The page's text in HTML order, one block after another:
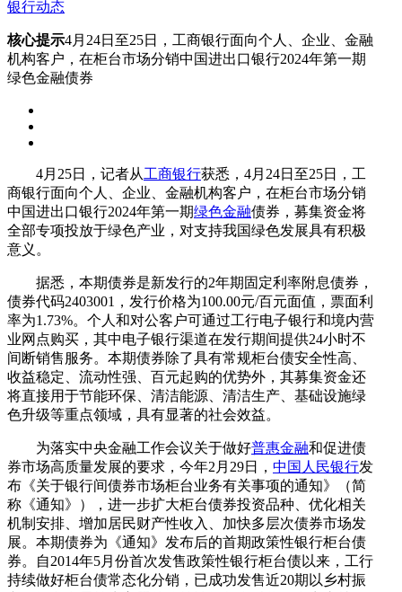
银行动态
核心提示4月24日至25日，工商银行面向个人、企业、金融
机构客户，在柜台市场分销中国进出口银行2024年第一期
绿色金融债券
4月25日，记者从工商银行获悉，4月24日至25日，工
商银行面向个人、企业、金融机构客户，在柜台市场分销
中国进出口银行2024年第一期绿色金融债券，募集资金将
全部专项投放于绿色产业，对支持我国绿色发展具有积极
意义。
据悉，本期债券是新发行的2年期固定利率附息债券，
债券代码2403001，发行价格为100.00元/百元面值，票面利
率为1.73%。个人和对公客户可通过工行电子银行和境内营
业网点购买，其中电子银行渠道在发行期间提供24小时不
间断销售服务。本期债券除了具有常规柜台债安全性高、
收益稳定、流动性强、百元起购的优势外，其募集资金还
将直接用于节能环保、清洁能源、清洁生产、基础设施绿
色升级等重点领域，具有显著的社会效益。
为落实中央金融工作会议关于做好普惠金融和促进债
券市场高质量发展的要求，今年2月29日， 中国人民银行发
布《关于银行间债券市场柜台业务有关事项的通知》（简
称《通知》），进一步扩大柜台债券投资品种、优化相关
机制安排、增加居民财产性收入、加快多层次债券市场发
展。本期债券为《通知》发布后的首期政策性银行柜台债
券。自2014年5月份首次发售政策性银行柜台债以来，工行
持续做好柜台债常态化分销，已成功发售近20期以乡村振